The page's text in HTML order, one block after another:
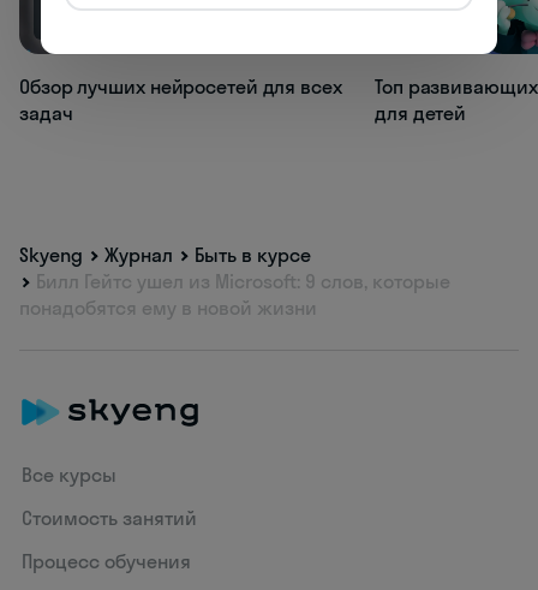
68.9K
Обзор лучших нейросетей для всех
задач
66.2K
Топ
для детей
Skyeng Журнал
Быть в курсе
Билл Гейтс ушел из Microsoft: 9 слов, которые
понадобятся ему в новой жизни
Все курсы
Стоимость занятий
Процесс обучения